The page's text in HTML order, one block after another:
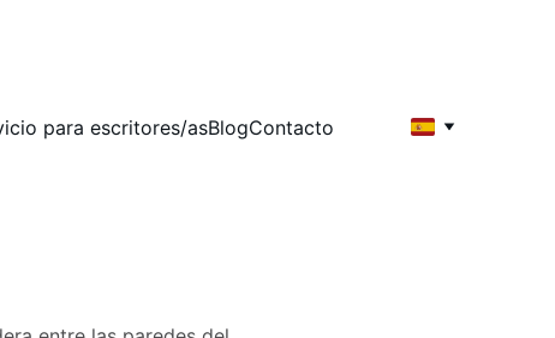
para escritores/asBlogContacto